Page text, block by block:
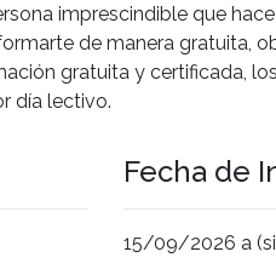
imprescindible que
de manera gratuita,
gratuita y certificada,
día lectivo.
Fecha de
15/09/2026 a